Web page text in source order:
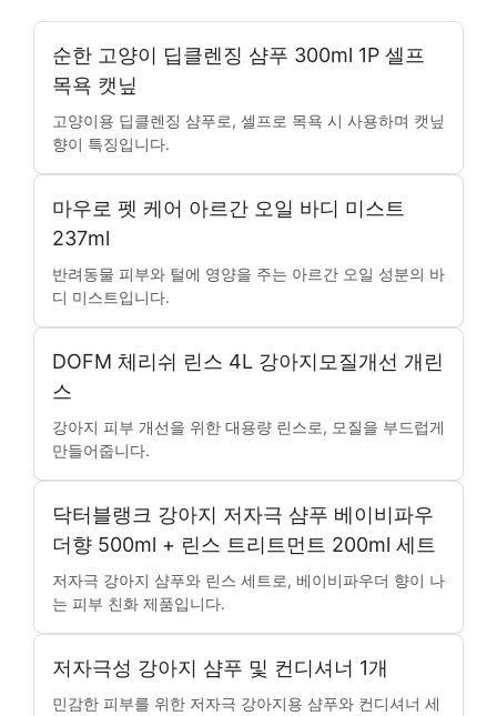
순한 고양이 딥클렌징 샴푸 300ml 1P 셀프
목욕 캣닢
고양이용 딥클렌징 샴푸로, 셀프로 목욕 시 사용하며 캣닢
향이 특징입니다.
마우로 펫 케어 아르간 오일 바디 미스트
237ml
반려동물 피부와 털에 영양을 주는 아르간 오일 성분의 바
디 미스트입니다.
DOFM 체리쉬 린스 4L 강아지모질개선 개린
스
강아지 피부 개선을 위한 대용량 린스로, 모질을 부드럽게
만들어줍니다.
닥터블랭크 강아지 저자극 샴푸 베이비파우
더향 500ml + 린스 트리트먼트 200ml 세트
저자극 강아지 샴푸와 린스 세트로, 베이비파우더 향이 나
는 피부 친화 제품입니다.
저자극성 강아지 샴푸 및 컨디셔너 1개
민감한 피부를 위한 저자극 강아지용 샴푸와 컨디셔너 세